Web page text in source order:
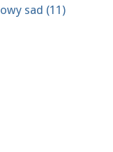
sad (11)